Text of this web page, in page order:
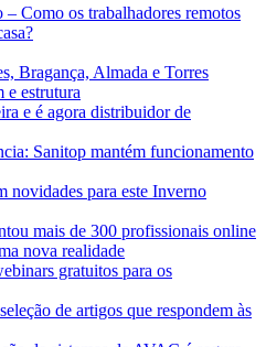
Como os trabalhadores remotos
Bragança, Almada e Torres
e estrutura
e é agora distribuidor de
Sanitop mantém funcionamento
novidades para este Inverno
mais de 300 profissionais online
nova realidade
gratuitos para os
de artigos que respondem às